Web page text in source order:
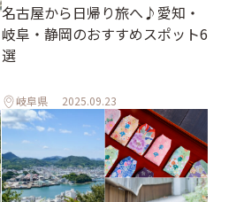
名古屋から日帰り旅へ♪愛知・
岐阜・静岡のおすすめスポット6
選
岐阜県 2025.09.23